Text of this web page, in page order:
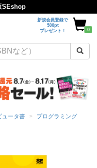
SEshop
新規会員登録で
500pt
プレゼント！
0
ュータ書 プログラミング